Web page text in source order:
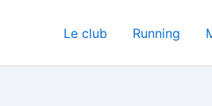
Le club Running